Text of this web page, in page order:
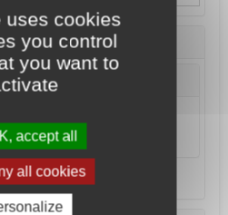
uses cookies
you control
you want to
accept all
all cookies
ou Passeport *
n'est pas acceptée